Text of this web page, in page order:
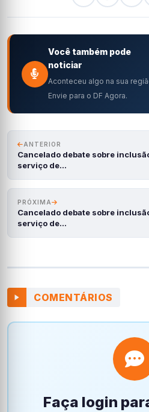
Você também pode
noticiar
Aconteceu algo na sua
Envie para o DF Agora.
ANTERIOR
Cancelado debate sobre
serviço de…
PRÓXIMA
Cancelado debate sobre
serviço de…
COMENTÁRIOS
Faça login